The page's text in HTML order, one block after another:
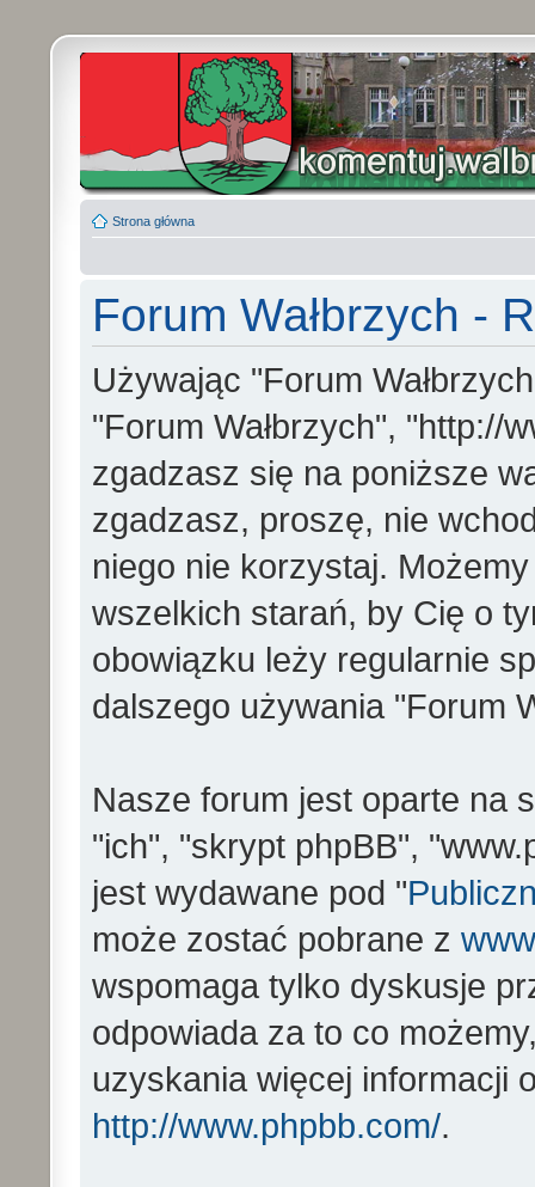
Strona główna
Forum Wałbrzych -
Używając "Forum
"Forum Wałbrzych", "http://
zgadzasz się na poniższe
zgadzasz, proszę, nie
niego nie korzystaj.
wszelkich starań, by Cię o
obowiązku leży regularnie
dalszego używania "Forum
Nasze forum jest oparte na
"ich", "skrypt phpBB",
jest wydawane pod "
może zostać pobrane z
wspomaga tylko dyskusje
odpowiada za to co
uzyskania więcej informacji
http://www.phpbb.com/.